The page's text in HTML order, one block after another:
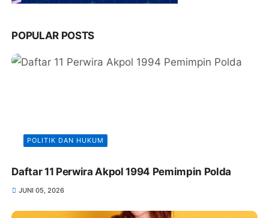
POPULAR POSTS
POLITIK DAN HUKUM
Daftar 11 Perwira Akpol 1994 Pemimpin Polda
JUNI 05, 2026